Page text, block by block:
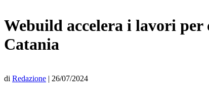
Webuild accelera i lavori per
Catania
di Redazione | 26/07/2024